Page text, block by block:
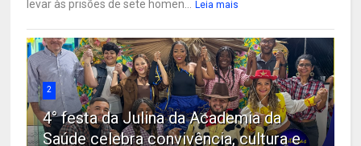
levar às prisões de sete homen...
Leia mais
2
4° festa da Julina da Academia da
Saúde celebra convivência, cultura e